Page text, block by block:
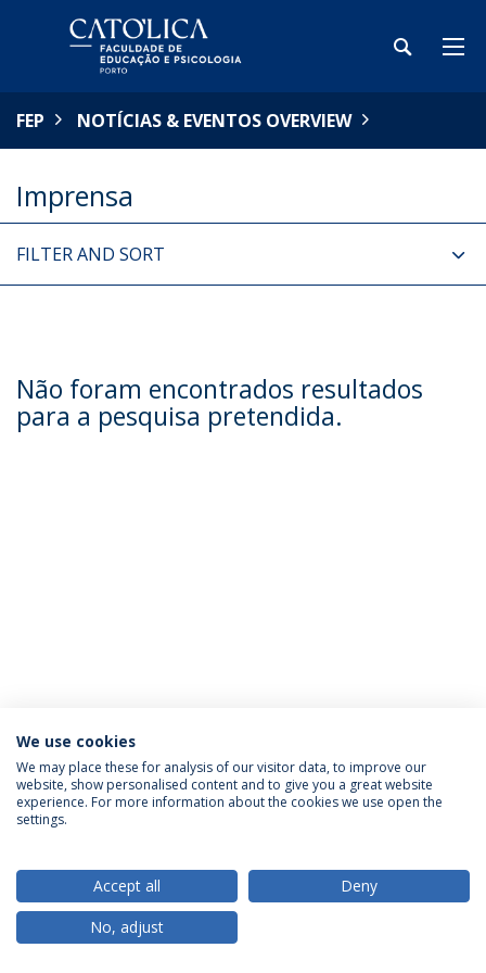
FEP NOTÍCIAS & EVENTOS OVERVIEW
Imprensa
FILTER AND SORT
Não foram encontrados resultados
para a pesquisa pretendida.
Política de Privacidade
Termos & Condições
Direitos do Titular dos Dados
© 2026 Universidade Católica Portuguesa
We use cookies
We may place these for analysis of our visitor data, to improve our
website, show personalised content and to give you a great website
experience. For more information about the cookies we use open the
settings.
Accept all
Deny
No, adjust